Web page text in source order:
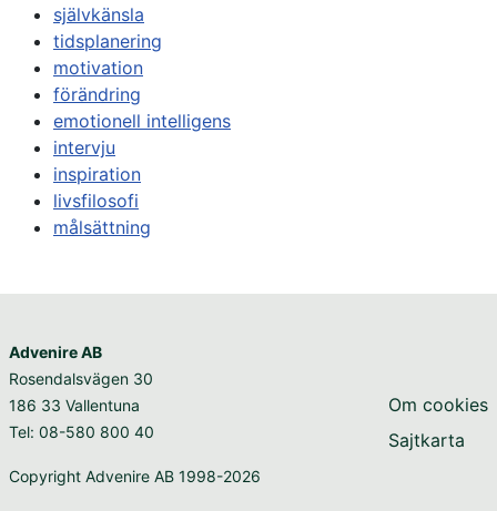
självkänsla
tidsplanering
motivation
förändring
emotionell intelligens
intervju
inspiration
livsfilosofi
målsättning
Advenire AB
Rosendalsvägen 30
186 33 Vallentuna
Tel: 08-580 800 40
Copyright Advenire AB 1998-2026
Om cookies
Sajtkarta